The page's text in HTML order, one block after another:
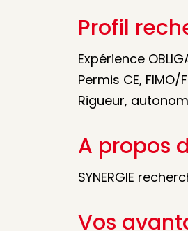
Profil
Expérience
Permis CE,
Rigueur,
A propos
SYNERGIE
Vos